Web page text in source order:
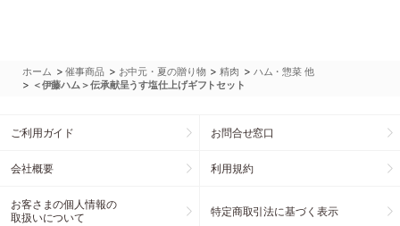
ホーム >催事商品 > お中元・夏の贈り物 >精肉 > ハム・惣菜 他
> ＜伊藤ハム＞伝承献呈うす塩仕上げギフトセット
ご利用ガイド お問合せ窓口
会社概要 利用規約
お客さまの個人情報の
取扱いについて
特定商取引法に基づく表示